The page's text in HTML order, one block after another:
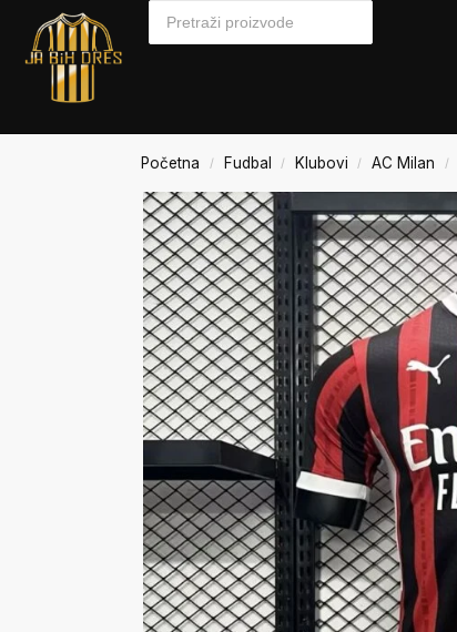
Početna / Fudbal / Klubovi / AC Milan /